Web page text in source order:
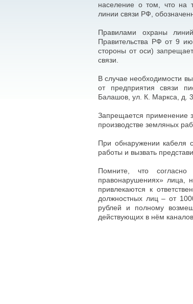
население о том, что на
линии связи РФ,
Правилами охраны
Правительства РФ от 9
стороны от оси)
связи.
В случае необходимости
от предприятия связи
Балашов, ул. К. Маркса, д.
Запрещается применение
производстве земляных
При обнаружении кабеля
работы и вызвать
Помните, что
правонарушениях» лица,
привлекаются к
должностных лиц – от
рублей и полному
действующих в нём каналов